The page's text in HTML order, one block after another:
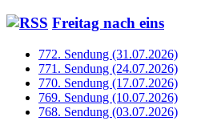
Freitag nach eins
772. Sendung (31.07.2026)
771. Sendung (24.07.2026)
770. Sendung (17.07.2026)
769. Sendung (10.07.2026)
768. Sendung (03.07.2026)